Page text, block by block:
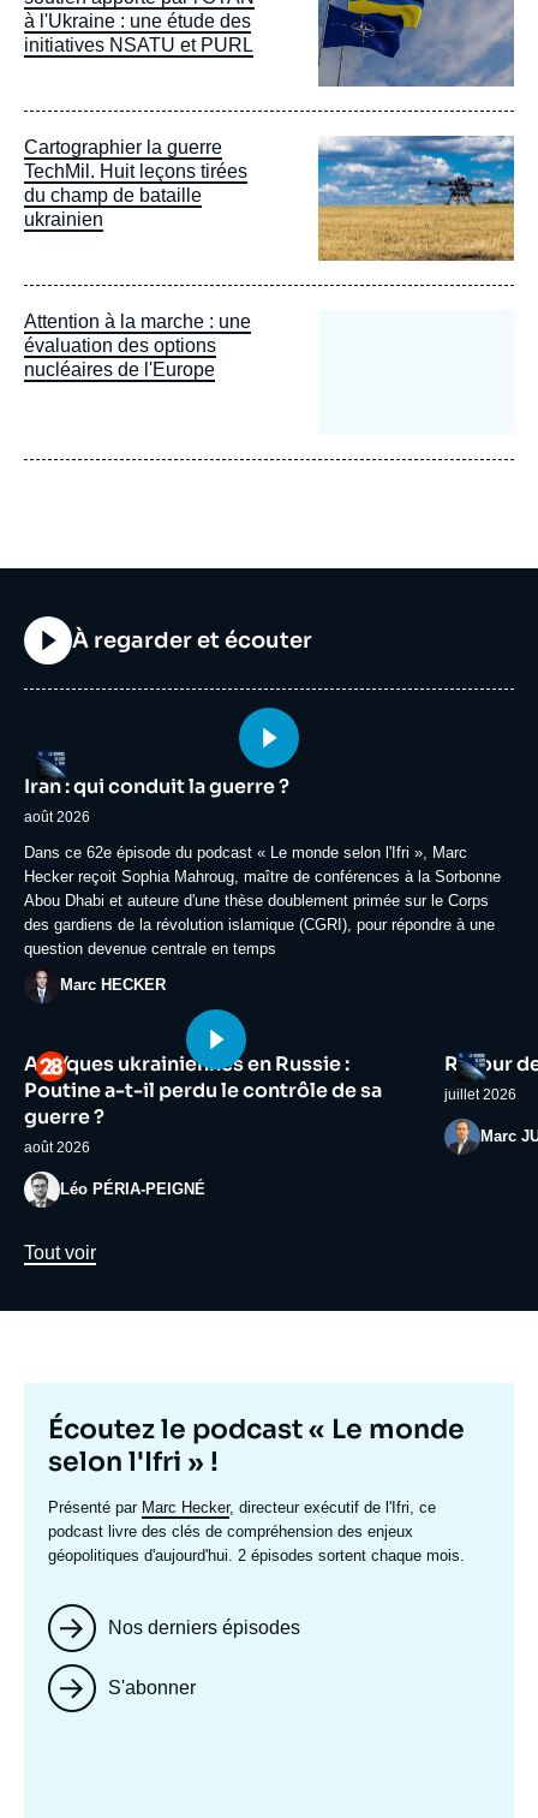
à l'Ukraine : une étude des
initiatives NSATU et PURL
Cartographier la guerre
TechMil. Huit leçons tirées
du champ de bataille
ukrainien
Image
principale
Attention à la marche : une
évaluation des options
nucléaires de l'Europe
Titre
À regarder et écouter
Logo
Image
principale
médiatique
Iran : qui conduit la guerre ?
août 2026
Accroche
Dans ce 62e épisode du podcast « Le monde selon l'Ifri », Marc
Hecker reçoit Sophia Mahroug, maître de conférences à la Sorbonne
Abou Dhabi et auteure d'une thèse doublement primée sur le Corps
des gardiens de la révolution islamique (CGRI), pour répondre à une
question devenue centrale en temps
PhotoMarc HECKER
Logo
Image
principale
médiatique
Attaques ukrainiennes en Russie :
Poutine a-t-il perdu le contrôle de sa
guerre ?
août 2026
PhotoLéo PÉRIA-PEIGNÉ
Logo
Image
principale
Retour
juillet 2026
PhotoMarc
Lien
Tout voir
Titre
mis
en
avant
Écoutez le podcast « Le monde
selon l'Ifri » !
Texte
accroche
Présenté par Marc Hecker, directeur exécutif de l'Ifri, ce
podcast livre des clés de compréhension des enjeux
géopolitiques d'aujourd'hui. 2 épisodes sortent chaque mois.
Nos derniers épisodes
S'abonner